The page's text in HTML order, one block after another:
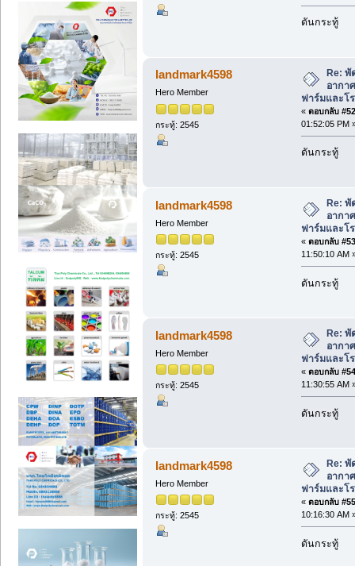
ดันกระทู้
landmark4598
Hero Member
กระทู้: 2545
Re: พั
อากา
ฟาร์มและโ
« ตอบกลับ
01:52:05 PM
ดันกระทู้
landmark4598
Hero Member
กระทู้: 2545
Re: พั
อากา
ฟาร์มและโ
« ตอบกลับ
11:50:10 AM
ดันกระทู้
landmark4598
Hero Member
กระทู้: 2545
Re: พั
อากา
ฟาร์มและโ
« ตอบกลับ
11:30:55 AM
ดันกระทู้
landmark4598
Hero Member
กระทู้: 2545
Re:
อากา
ฟาร์มและโ
« ตอบกลับ
10:16:30 AM
ดันกระทู้